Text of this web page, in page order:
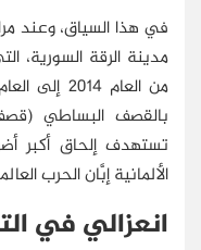
في هذا السياق، وعند
مدينة الرقة السورية،
بالقصف البساطي
تستهدف إلحاق أكبر
الألمانية إبَّان الحرب
انعزالي في